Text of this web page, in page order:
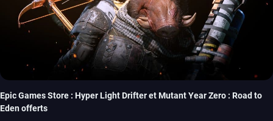
Epic Games Store : Hyper Light Drifter et Mutant Year Zero : Road to
Eden offerts